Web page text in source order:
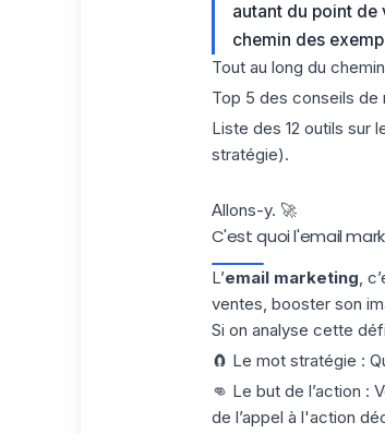
autant du point de
chemin des
Tout au long du
Top 5 des conseils de
Liste des 12 outils sur
stratégie).
Allons-y. 🚀
C'est quoi l'email
L’email marketing,
ventes, booster son
Si on analyse cette
🧲 Le mot stratégie :
👊 Le but de l’action :
de l’appel à l'action